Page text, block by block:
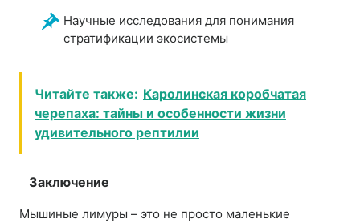
Научные исследования для понимания
стратификации экосистемы
Читайте также: Каролинская коробчатая
черепаха: тайны и особенности жизни
удивительного рептилии
Заключение
Мышиные лимуры – это не просто маленькие